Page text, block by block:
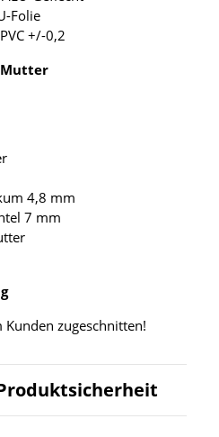
Folie
+/-0,2
Mutter
4,8 mm
7 mm
zugeschnitten!